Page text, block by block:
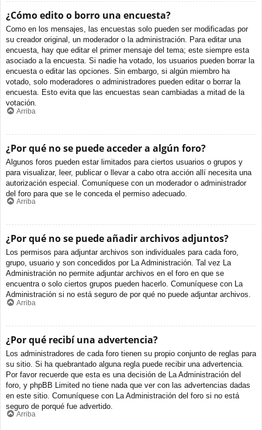
¿Cómo edito o borro una encuesta?
Como en los mensajes, las encuestas solo pueden ser modificadas por
su creador original, un moderador o la administración. Para editar una
encuesta, hay que editar el primer mensaje del tema; este siempre esta
asociado a la encuesta. Si nadie ha votado, los usuarios pueden borrar la
encuesta o editar las opciones. Sin embargo, si algún miembro ha
votado, solo moderadores o administradores pueden editar o borrar la
encuesta. Esto evita que las encuestas sean cambiadas a mitad de la
votación.
Arriba
¿Por qué no se puede acceder a algún foro?
Algunos foros pueden estar limitados para ciertos usuarios o grupos y
para visualizar, leer, publicar o llevar a cabo otra acción allí necesita una
autorización especial. Comuníquese con un moderador o administrador
del foro para que se le conceda el permiso adecuado.
Arriba
¿Por qué no se puede añadir archivos adjuntos?
Los permisos para adjuntar archivos son individuales para cada foro,
grupo, usuario y son concedidos por La Administración. Tal vez La
Administración no permite adjuntar archivos en el foro en que se
encuentra o solo ciertos grupos pueden hacerlo. Comuníquese con La
Administración si no está seguro de por qué no puede adjuntar archivos.
Arriba
¿Por qué recibí una advertencia?
Los administradores de cada foro tienen su propio conjunto de reglas para
su sitio. Si ha quebrantado alguna regla puede recibir una advertencia.
Por favor recuerde que esta es una decisión de La Administración del
foro, y phpBB Limited no tiene nada que ver con las advertencias dadas
en este sitio. Comuníquese con La Administración del foro si no está
seguro de porqué fue advertido.
Arriba